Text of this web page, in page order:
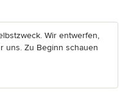
Wir entwerfen,
uns. Zu Beginn schauen